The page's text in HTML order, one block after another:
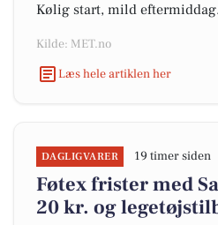
Kølig start, mild eftermiddag.
Kilde: MET.no
Læs hele artiklen her
DAGLIGVARER 19 timer siden
Føtex frister med
20 kr. og